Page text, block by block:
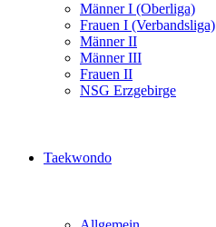
Männer I (Oberliga)
Frauen I (Verbandsliga)
Männer II
Männer III
Frauen II
NSG Erzgebirge
Taekwondo